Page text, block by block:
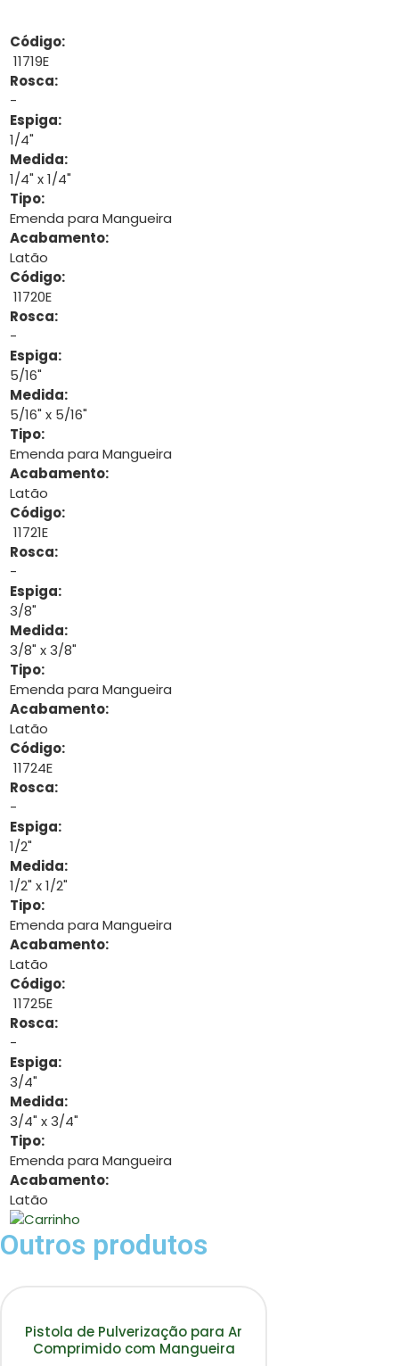
Código:
11719E
Rosca:
-
Espiga:
1/4"
Medida:
1/4" x 1/4"
Tipo:
Emenda para Mangueira
Acabamento:
Latão
Código:
11720E
Rosca:
-
Espiga:
5/16"
Medida:
5/16" x 5/16"
Tipo:
Emenda para Mangueira
Acabamento:
Latão
Código:
11721E
Rosca:
-
Espiga:
3/8"
Medida:
3/8" x 3/8"
Tipo:
Emenda para Mangueira
Acabamento:
Latão
Código:
11724E
Rosca:
-
Espiga:
1/2"
Medida:
1/2" x 1/2"
Tipo:
Emenda para Mangueira
Acabamento:
Latão
Código:
11725E
Rosca:
-
Espiga:
3/4"
Medida:
3/4" x 3/4"
Tipo:
Emenda para Mangueira
Acabamento:
Latão
Outros produtos
Pistola de Pulverização para Ar
Comprimido com Mangueira